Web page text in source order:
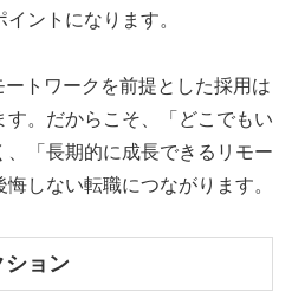
ントになります。
トワークを前提とした採用は
。だからこそ、「どこでもい
「長期的に成長できるリモー
しない転職につながります。
ション